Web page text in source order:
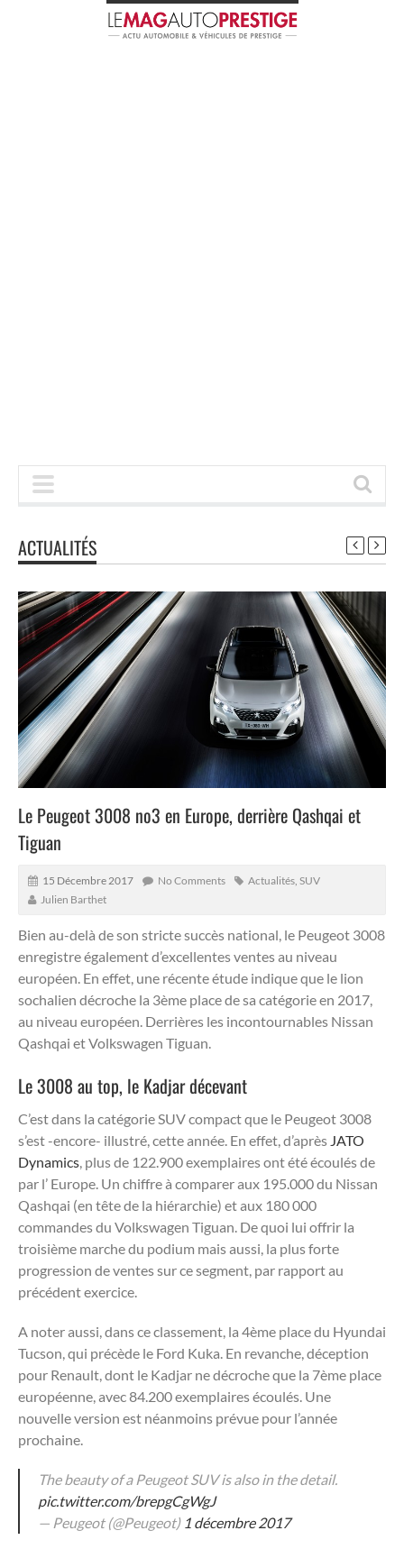
ACTUALITÉS
Le Peugeot 3008 no3 en Europe, derrière Qashqai et
Tiguan
15 Décembre 2017 No Comments Actualités SUV
Julien Barthet
Bien au-delà de son stricte succès national, le Peugeot 3008
enregistre également d’excellentes ventes au niveau
européen. En effet, une récente étude indique que le lion
sochalien décroche la 3ème place de sa catégorie en 2017,
au niveau européen. Derrières les incontournables Nissan
Qashqai et Volkswagen Tiguan.
Le 3008 au top, le Kadjar décevant
C’est dans la catégorie SUV compact que le Peugeot 3008
s’est -encore- illustré, cette année. En effet, d’après JATO
Dynamics, plus de 122.900 exemplaires ont été écoulés de
par l’ Europe. Un chiffre à comparer aux 195.000 du Nissan
Qashqai (en tête de la hiérarchie) et aux 180 000
commandes du Volkswagen Tiguan. De quoi lui offrir la
troisième marche du podium mais aussi, la plus forte
progression de ventes sur ce segment, par rapport au
précédent exercice.
A noter aussi, dans ce classement, la 4ème place du Hyundai
Tucson, qui précède le Ford Kuka. En revanche, déception
pour Renault, dont le Kadjar ne décroche que la 7ème place
européenne, avec 84.200 exemplaires écoulés. Une
nouvelle version est néanmoins prévue pour l’année
prochaine.
The beauty of a Peugeot SUV is also in the detail.
pic.twitter.com/brepgCgWgJ
— Peugeot (@Peugeot) 1 décembre 2017